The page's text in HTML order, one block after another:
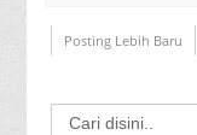
Posting Lebih Baru